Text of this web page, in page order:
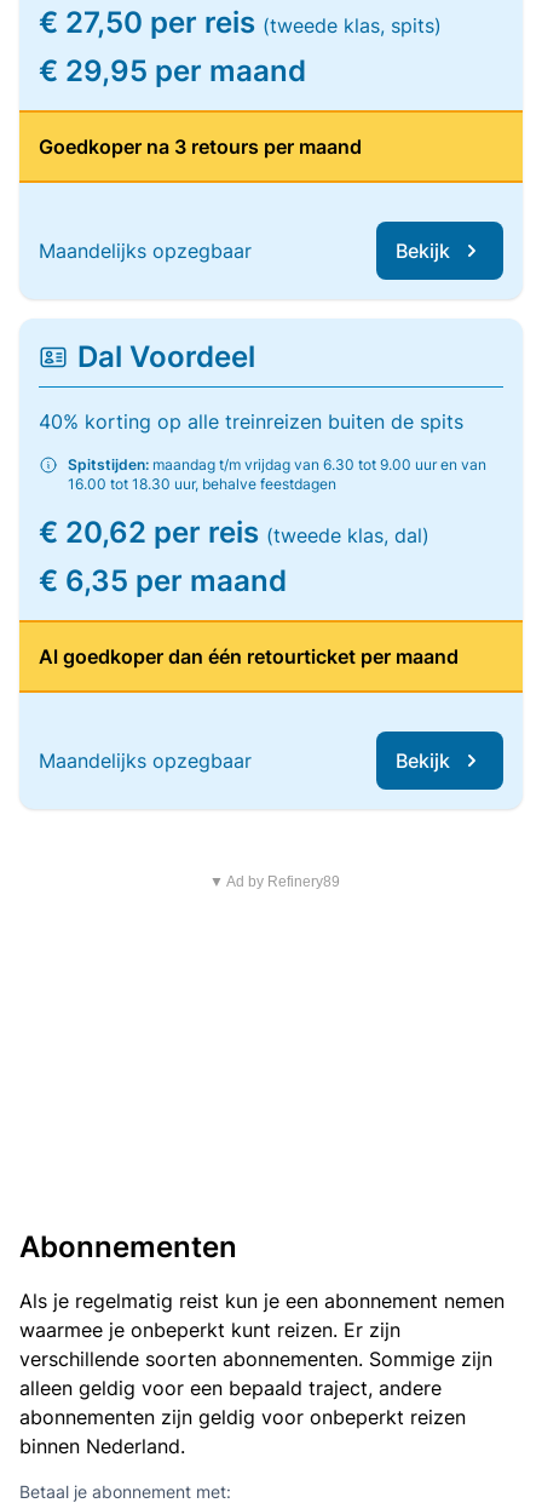
€ 27,50 per reis (tweede klas, spits)
€ 29,95 per maand
Goedkoper na 3 retours per maand
Maandelijks opzegbaar Bekijk
Dal Voordeel
40% korting op alle treinreizen buiten de spits
Spitstijden: maandag t/m vrijdag van 6.30 tot 9.00 uur en van
16.00 tot 18.30 uur, behalve feestdagen
€ 20,62 per reis (tweede klas, dal)
€ 6,35 per maand
Al goedkoper dan één retourticket per maand
Maandelijks opzegbaar Bekijk
▼ Ad by Refinery89
Abonnementen
Als je regelmatig reist kun je een abonnement nemen
waarmee je onbeperkt kunt reizen. Er zijn
verschillende soorten abonnementen. Sommige zijn
alleen geldig voor een bepaald traject, andere
abonnementen zijn geldig voor onbeperkt reizen
binnen Nederland.
Betaal je abonnement met: